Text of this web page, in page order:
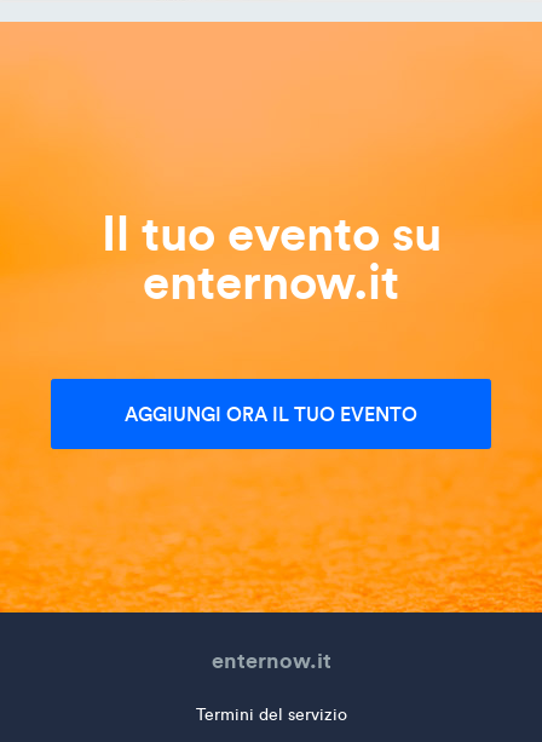
Il tuo evento su
enternow.it
AGGIUNGI ORA IL TUO EVENTO
enternow.it
Termini del servizio